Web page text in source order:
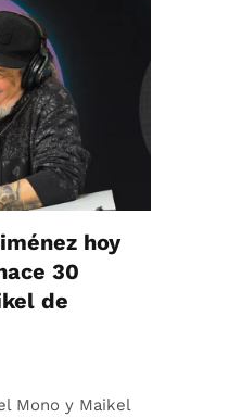
hoy
30
de
Mono y Maikel